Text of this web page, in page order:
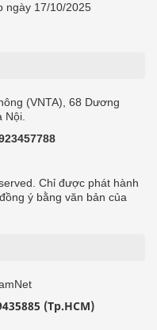
ngày 17/10/2025
(VNTA), 68 Dương
Nội.
Chỉ được phát hành
ý bằng văn bản của
(Tp.HCM)